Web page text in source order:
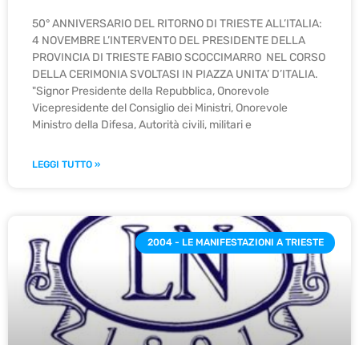
50° ANNIVERSARIO DEL RITORNO DI TRIESTE ALL’ITALIA:
4 NOVEMBRE L’INTERVENTO DEL PRESIDENTE DELLA
PROVINCIA DI TRIESTE FABIO SCOCCIMARRO NEL CORSO
DELLA CERIMONIA SVOLTASI IN PIAZZA UNITA’ D’ITALIA.
"Signor Presidente della Repubblica, Onorevole
Vicepresidente del Consiglio dei Ministri, Onorevole
Ministro della Difesa, Autorità civili, militari e
LEGGI TUTTO »
2004 - LE MANIFESTAZIONI A TRIESTE